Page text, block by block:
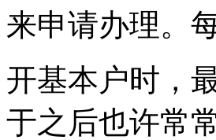
来申请办理。
开基本户时，
于之后也许常